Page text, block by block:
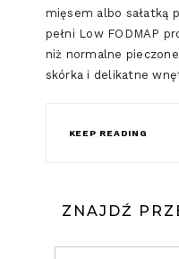
mięsem albo sałatką
pełni Low FODMAP
niż normalne
skórka i delikatne
KEEP READING
ZNAJDŹ